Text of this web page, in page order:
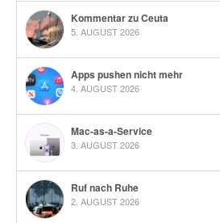
Kommentar zu Ceuta
5. AUGUST 2026
Apps pushen nicht mehr
4. AUGUST 2026
Mac-as-a-Service
3. AUGUST 2026
Ruf nach Ruhe
2. AUGUST 2026